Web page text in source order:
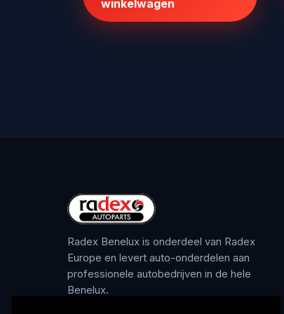
winkelwagen
Radex Benelux is onderdeel van Radex
Europe en levert auto-onderdelen aan
professionele autobedrijven in de hele
Benelux.